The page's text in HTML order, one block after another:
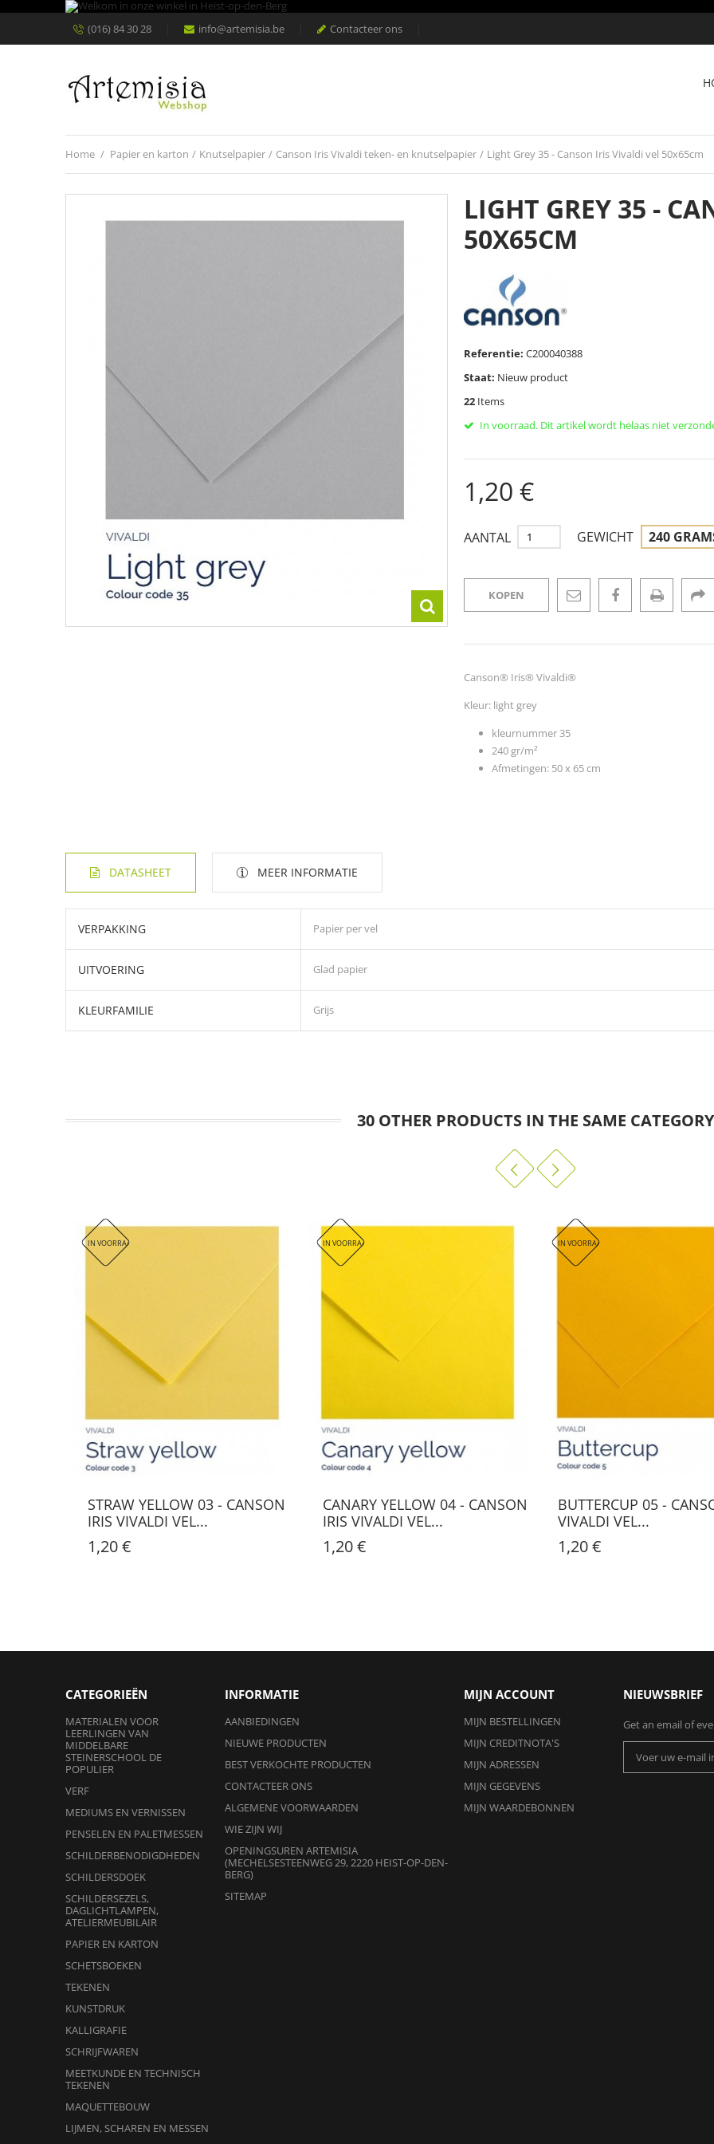
(016) 84 30 28 info@artemisia.be Contacteer ons
Home / Papier en karton / Knutselpapier / Canson Iris Vivaldi teken- en knutselpapier / Light Grey 35 - Canson Iris Vivaldi vel 50x65cm
LIGHT GREY 35 -
50X65CM
Referentie: C200040388
Staat: Nieuw product
22 Items
In voorraad. Dit artikel wordt helaas niet
1,20 €
AANTAL GEWICHT 240
KOPEN
Canson® Iris® Vivaldi®
Kleur: light grey
kleurnummer 35
240 gr/m²
Afmetingen: 50 x 65 cm
DATASHEET MEER INFORMATIE
VERPAKKING Papier per vel
UITVOERING Glad papier
KLEURFAMILIE Grijs
30 OTHER PRODUCTS IN THE SAME CATEGORY
IN VOORRAAD. DIT ARTIKEL WORDT HELAAS NIET VERZONDEN, ENKEL AFHALEN IN ONZE WINKEL!
STRAW YELLOW 03 - CANSON
IRIS VIVALDI VEL...
1,20 €
IN VOORRAAD. DIT ARTIKEL WORDT HELAAS NIET VERZONDEN, ENKEL AFHALEN IN ONZE WINKEL!
CANARY YELLOW 04 - CANSON
IRIS VIVALDI VEL...
1,20 €
IN VOORRAAD. DIT ARTIKEL WORDT HELAAS
BUTTERCUP 05 -
VIVALDI VEL...
1,20 €
CATEGORIEËN
MATERIALEN VOOR
LEERLINGEN VAN
MIDDELBARE
STEINERSCHOOL DE
POPULIER
VERF
MEDIUMS EN VERNISSEN
PENSELEN EN PALETMESSEN
SCHILDERBENODIGDHEDEN
SCHILDERSDOEK
SCHILDERSEZELS,
DAGLICHTLAMPEN,
ATELIERMEUBILAIR
PAPIER EN KARTON
SCHETSBOEKEN
TEKENEN
KUNSTDRUK
KALLIGRAFIE
SCHRIJFWAREN
MEETKUNDE EN TECHNISCH
TEKENEN
MAQUETTEBOUW
LIJMEN, SCHAREN EN MESSEN
INFORMATIE
AANBIEDINGEN
NIEUWE PRODUCTEN
BEST VERKOCHTE PRODUCTEN
CONTACTEER ONS
ALGEMENE VOORWAARDEN
WIE ZIJN WIJ
OPENINGSUREN ARTEMISIA
(MECHELSESTEENWEG 29, 2220 HEIST-OP-DEN-
BERG)
SITEMAP
MIJN ACCOUNT
MIJN BESTELLINGEN
MIJN CREDITNOTA'S
MIJN ADRESSEN
MIJN GEGEVENS
MIJN WAARDEBONNEN
NIEUWSBRIEF
Get an email of